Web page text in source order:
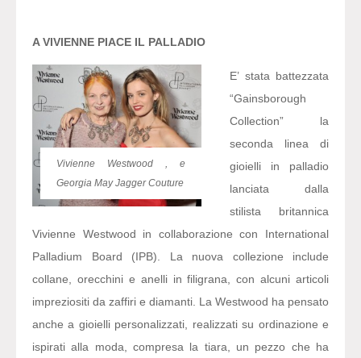
A VIVIENNE PIACE IL PALLADIO
Vivienne Westwood , e
Georgia May Jagger Couture
E’ stata battezzata
“Gainsborough
Collection” la
seconda linea di
gioielli in palladio
lanciata dalla
stilista britannica
Vivienne Westwood in collaborazione con International
Palladium Board (IPB). La nuova collezione include
collane, orecchini e anelli in filigrana, con alcuni articoli
impreziositi da zaffiri e diamanti. La Westwood ha pensato
anche a gioielli personalizzati, realizzati su ordinazione e
ispirati alla moda, compresa la tiara, un pezzo che ha